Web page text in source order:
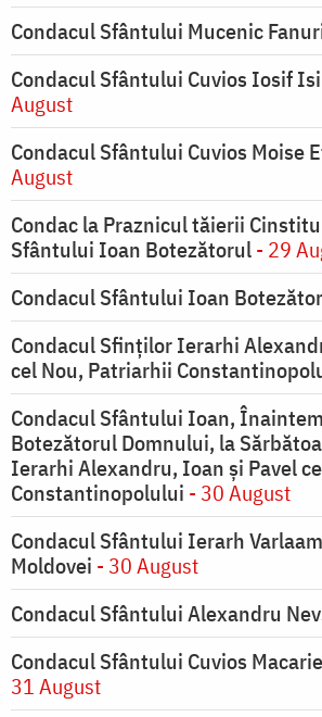
Condacul Sfântului Mucenic
Condacul Sfântului Cuvios Iosif
August
Condacul Sfântului Cuvios Moise
August
Condac la Praznicul tăierii
Sfântului Ioan Botezătorul- 29
Condacul Sfântului Ioan
Condacul Sfinţilor Ierarhi
cel Nou, Patriarhii
Condacul Sfântului Ioan,
Botezătorul Domnului, la
Ierarhi Alexandru, Ioan şi Pavel
Constantinopolului - 30 August
Condacul Sfântului Ierarh
Moldovei - 30 August
Condacul Sfântului Alexandru
Condacul Sfântului Cuvios
31 August